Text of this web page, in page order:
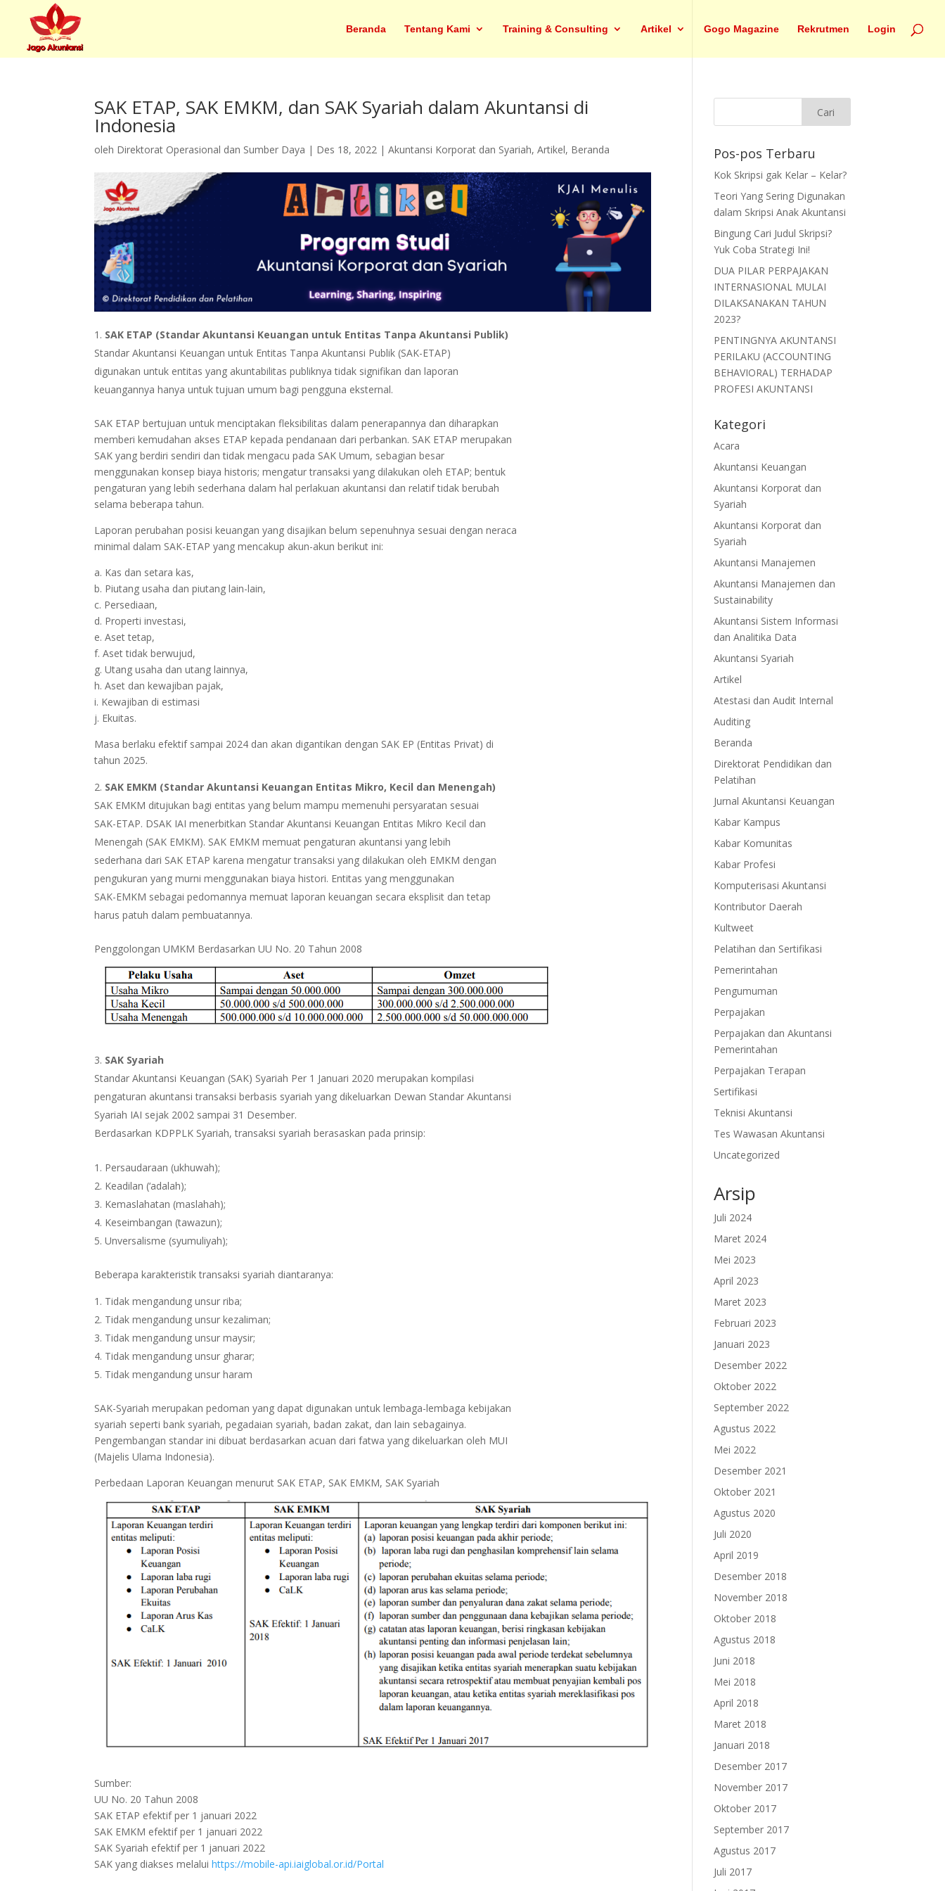
Beranda Tentang Kami Training & Consulting Artikel Gogo Magazine Rekrutmen Login
SAK ETAP, SAK EMKM, dan SAK Syariah dalam Akuntansi di
Indonesia
oleh Direktorat Operasional dan Sumber Daya | Des 18, 2022 |Akuntansi Korporat dan Syariah,Artikel, Beranda
SAK ETAP (Standar Akuntansi Keuangan untuk Entitas Tanpa Akuntansi Publik)
Standar Akuntansi Keuangan untuk Entitas Tanpa Akuntansi Publik (SAK-ETAP)
digunakan untuk entitas yang akuntabilitas publiknya tidak signifikan dan laporan
keuangannya hanya untuk tujuan umum bagi pengguna eksternal.
SAK ETAP bertujuan untuk menciptakan fleksibilitas dalam penerapannya dan diharapkan
memberi kemudahan akses ETAP kepada pendanaan dari perbankan. SAK ETAP merupakan
SAK yang berdiri sendiri dan tidak mengacu pada SAK Umum, sebagian besar
menggunakan konsep biaya historis; mengatur transaksi yang dilakukan oleh ETAP; bentuk
pengaturan yang lebih sederhana dalam hal perlakuan akuntansi dan relatif tidak berubah
selama beberapa tahun.
Laporan perubahan posisi keuangan yang disajikan belum sepenuhnya sesuai dengan neraca
minimal dalam SAK-ETAP yang mencakup akun-akun berikut ini:
a. Kas dan setara kas,
b. Piutang usaha dan piutang lain-lain,
c. Persediaan,
d. Properti investasi,
e. Aset tetap,
f. Aset tidak berwujud,
g. Utang usaha dan utang lainnya,
h. Aset dan kewajiban pajak,
i. Kewajiban di estimasi
j. Ekuitas.
Masa berlaku efektif sampai 2024 dan akan digantikan dengan SAK EP (Entitas Privat) di
tahun 2025.
SAK EMKM (Standar Akuntansi Keuangan Entitas Mikro, Kecil dan Menengah)
SAK EMKM ditujukan bagi entitas yang belum mampu memenuhi persyaratan sesuai
SAK-ETAP. DSAK IAI menerbitkan Standar Akuntansi Keuangan Entitas Mikro Kecil dan
Menengah (SAK EMKM). SAK EMKM memuat pengaturan akuntansi yang lebih
sederhana dari SAK ETAP karena mengatur transaksi yang dilakukan oleh EMKM dengan
pengukuran yang murni menggunakan biaya histori. Entitas yang menggunakan
SAK-EMKM sebagai pedomannya memuat laporan keuangan secara eksplisit dan tetap
harus patuh dalam pembuatannya.
Penggolongan UMKM Berdasarkan UU No. 20 Tahun 2008
SAK Syariah
Standar Akuntansi Keuangan (SAK) Syariah Per 1 Januari 2020 merupakan kompilasi
pengaturan akuntansi transaksi berbasis syariah yang dikeluarkan Dewan Standar Akuntansi
Syariah IAI sejak 2002 sampai 31 Desember.
Berdasarkan KDPPLK Syariah, transaksi syariah berasaskan pada prinsip:
Persaudaraan (ukhuwah);
Keadilan (‘adalah);
Kemaslahatan (maslahah);
Keseimbangan (tawazun);
Unversalisme (syumuliyah);
Beberapa karakteristik transaksi syariah diantaranya:
Tidak mengandung unsur riba;
Tidak mengandung unsur kezaliman;
Tidak mengandung unsur maysir;
Tidak mengandung unsur gharar;
Tidak mengandung unsur haram
SAK-Syariah merupakan pedoman yang dapat digunakan untuk lembaga-lembaga kebijakan
syariah seperti bank syariah, pegadaian syariah, badan zakat, dan lain sebagainya.
Pengembangan standar ini dibuat berdasarkan acuan dari fatwa yang dikeluarkan oleh MUI
(Majelis Ulama Indonesia).
Perbedaan Laporan Keuangan menurut SAK ETAP, SAK EMKM, SAK Syariah
Sumber:
UU No. 20 Tahun 2008
SAK ETAP efektif per 1 januari 2022
SAK EMKM efektif per 1 januari 2022
SAK Syariah efektif per 1 januari 2022
SAK yang diakses melaluihttps://mobile-api.iaiglobal.or.id/Portal
Pos-pos Terbaru
Kok Skripsi gak Kelar – Kelar?
Teori Yang Sering Digunakan
dalam Skripsi Anak Akuntansi
Bingung Cari Judul Skripsi?
Yuk Coba Strategi Ini!
DUA PILAR PERPAJAKAN
INTERNASIONAL MULAI
DILAKSANAKAN TAHUN
2023?
PENTINGNYA AKUNTANSI
PERILAKU (ACCOUNTING
BEHAVIORAL) TERHADAP
PROFESI AKUNTANSI
Kategori
Acara
Akuntansi Keuangan
Akuntansi Korporat dan
Syariah
Akuntansi Korporat dan
Syariah
Akuntansi Manajemen
Akuntansi Manajemen dan
Sustainability
Akuntansi Sistem Informasi
dan Analitika Data
Akuntansi Syariah
Artikel
Atestasi dan Audit Internal
Auditing
Beranda
Direktorat Pendidikan dan
Pelatihan
Jurnal Akuntansi Keuangan
Kabar Kampus
Kabar Komunitas
Kabar Profesi
Komputerisasi Akuntansi
Kontributor Daerah
Kultweet
Pelatihan dan Sertifikasi
Pemerintahan
Pengumuman
Perpajakan
Perpajakan dan Akuntansi
Pemerintahan
Perpajakan Terapan
Sertifikasi
Teknisi Akuntansi
Tes Wawasan Akuntansi
Uncategorized
Arsip
Juli 2024
Maret 2024
Mei 2023
April 2023
Maret 2023
Februari 2023
Januari 2023
Desember 2022
Oktober 2022
September 2022
Agustus 2022
Mei 2022
Desember 2021
Oktober 2021
Agustus 2020
Juli 2020
April 2019
Desember 2018
November 2018
Oktober 2018
Agustus 2018
Juni 2018
Mei 2018
April 2018
Maret 2018
Januari 2018
Desember 2017
November 2017
Oktober 2017
September 2017
Agustus 2017
Juli 2017